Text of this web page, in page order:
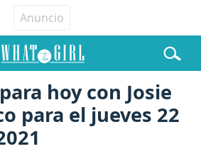
hoy con Josie
para el jueves 22